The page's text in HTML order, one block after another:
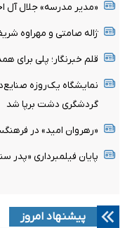
«مدیر مدرسه» جلال آل
ژاله صامتی و مهراوه
قلم خبرنگار؛ پلی برای
نمایشگاه یک‌روزه
گردشگری دشت برپا شد
«رهروان امید» در
پایان فیلمبرداری «پدر
پیشنهاد امروز